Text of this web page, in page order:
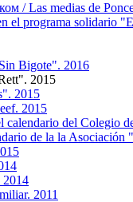
Las medias de
el programa solidario
Bigote". 2016
2015
2015
2015
del Colegio
de la la
2014
2011